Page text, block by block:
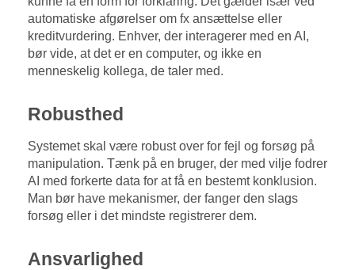
automatiske afgørelser om fx ansættelse eller
kreditvurdering. Enhver, der interagerer med en AI,
bør vide, at det er en computer, og ikke en
menneskelig kollega, de taler med.
Robusthed
Systemet skal være robust over for fejl og forsøg på
manipulation. Tænk på en bruger, der med vilje fodrer
AI med forkerte data for at få en bestemt konklusion.
Man bør have mekanismer, der fanger den slags
forsøg eller i det mindste registrerer dem.
Ansvarlighed